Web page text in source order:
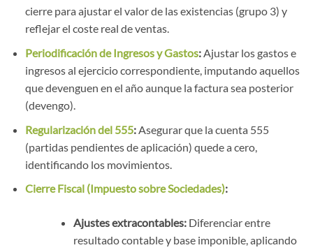
cierre para ajustar el valor de las existencias (grupo 3) y
reflejar el coste real de ventas.
Periodificación de Ingresos y Gastos:Ajustar los gastos e
ingresos al ejercicio correspondiente, imputando aquellos
que devenguen en el año aunque la factura sea posterior
(devengo).
Regularización del 555:Asegurar que la cuenta 555
(partidas pendientes de aplicación) quede a cero,
identificando los movimientos.
Cierre Fiscal (Impuesto sobre Sociedades):
Ajustes extracontables:Diferenciar entre
resultado contable y base imponible, aplicando